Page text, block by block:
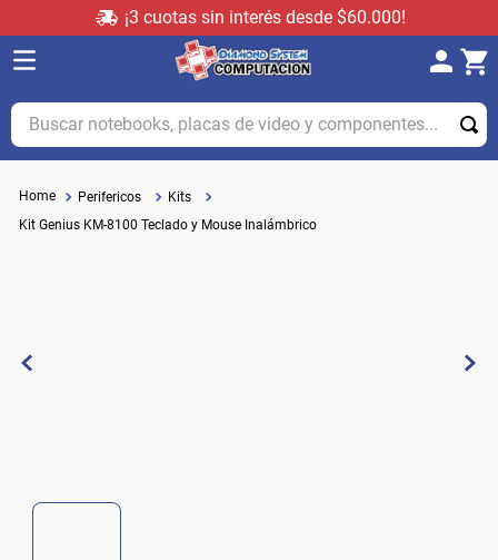
¡3 cuotas sin interés desde $60.000!
Buscar notebooks, placas de video y componentes...
Perifericos
Kits
Kit Genius KM-8100 Teclado y Mouse Inalámbrico